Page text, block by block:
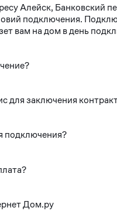
Алейск, Банковский
подключения.
вам на дом в день
для заключения
подключения?
Дом.ру